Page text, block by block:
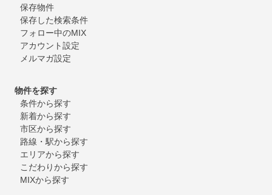
保存物件
保存した検索条件
フォロー中のMIX
アカウント設定
メルマガ設定
物件を探す
条件から探す
新着から探す
市区から探す
路線・駅から探す
エリアから探す
こだわりから探す
MIXから探す